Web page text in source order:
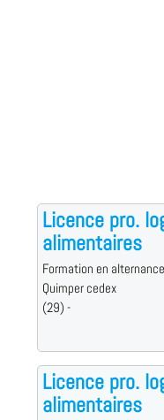
Licence pro.
alimentaires
Formation en alternance
Quimper cedex
(29) -
Licence pro.
alimentaires